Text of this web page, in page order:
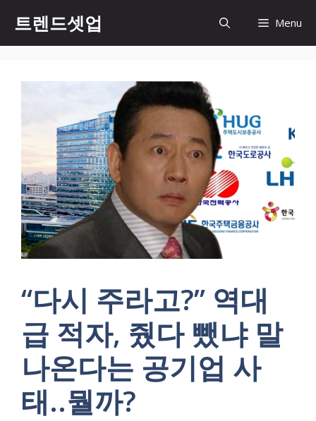
츠
트렌드셋업 Menu
“다시 주라고?” 역대
급 적자, 줬다 뺐냐 말
나온다는 공기업 사
태..뭘까?